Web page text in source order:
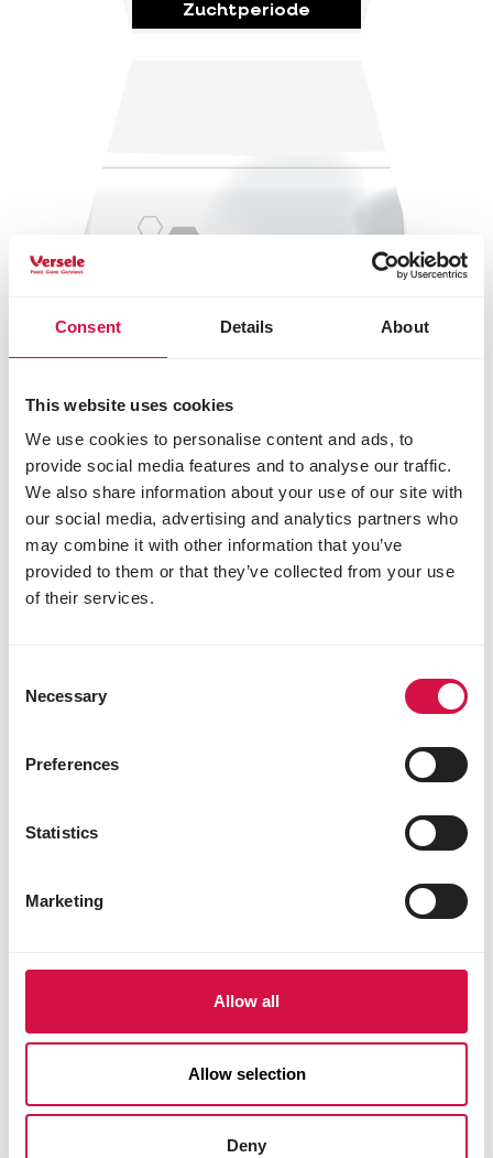
Consent Details About
This website uses cookies
We use cookies to personalise content and ads, to
provide social media features and to analyse our traffic.
We also share information about your use of our site with
our social media, advertising and analytics partners who
may combine it with other information that you’ve
provided to them or that they’ve collected from your use
of their services.
Selection
Necessary
Preferences
Statistics
Marketing
Allow all
Allow selection
Deny
Zuchtperiode